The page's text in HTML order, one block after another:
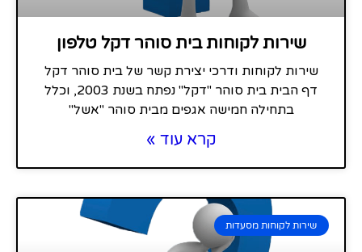
שירות לקוחות בית סוהר דקל טלפון
שירות לקוחות ודרכי יצירת קשר של בית סוהר דקל
דף הבית בית סוהר "דקל" נפתח בשנת 2003, וכלל
בתחילה חמישה אגפים מבית סוהר "אשל"
קרא עוד »
שירות לקוחות מסעדות